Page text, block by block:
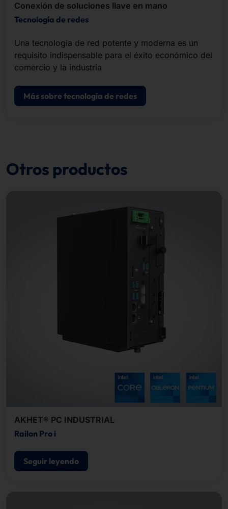
Conexión de soluciones llave en mano
Tecnología de redes
Una tecnología de red potente y moderna es un
requisito indispensable para el éxito económico del
comercio y la industria
Más sobre tecnología de redes
Otros productos
AKHET® PC INDUSTRIAL
Railon Pro i
Seguir leyendo